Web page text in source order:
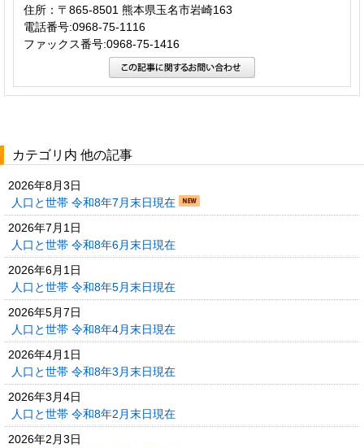
住所：〒865-8501 熊本県玉名市岩崎163
電話番号:0968-75-1116
ファックス番号:0968-75-1416
カテゴリ内 他の記事
2026年8月3日
人口と世帯 令和8年7月末日現在
2026年7月1日
人口と世帯 令和8年6月末日現在
2026年6月1日
人口と世帯 令和8年5月末日現在
2026年5月7日
人口と世帯 令和8年4月末日現在
2026年4月1日
人口と世帯 令和8年3月末日現在
2026年3月4日
人口と世帯 令和8年2月末日現在
2026年2月3日